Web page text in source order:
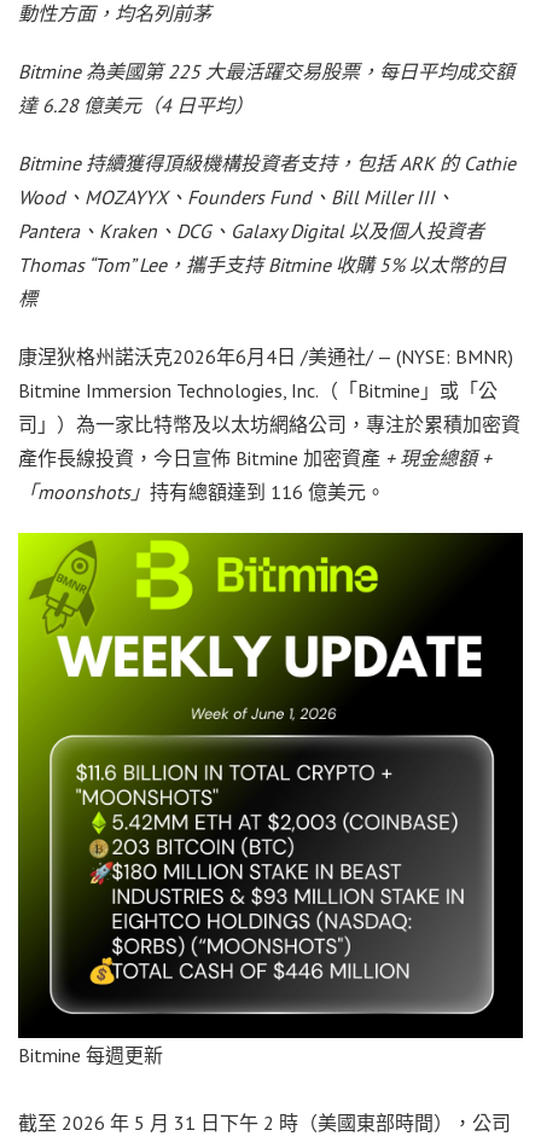
動性方面，均名列前茅
Bitmine 為美國第 225 大最活躍交易股票，每日平均成交額
達 6.28 億美元（4 日平均）
Bitmine 持續獲得頂級機構投資者支持，包括 ARK 的 Cathie
Wood、MOZAYYX、Founders Fund、Bill Miller III、
Pantera、Kraken、DCG、Galaxy Digital 以及個人投資者
Thomas “Tom” Lee，攜手支持 Bitmine 收購 5% 以太幣的目
標
康涅狄格州諾沃克2026年6月4日 /美通社/ — (NYSE: BMNR)
Bitmine Immersion Technologies, Inc.（「Bitmine」或「公
司」）為一家比特幣及以太坊網絡公司，專注於累積加密資
產作長線投資，今日宣佈 Bitmine 加密資產 + 現金總額 +
「moonshots」 持有總額達到 116 億美元。
Bitmine 每週更新
截至 2026 年 5 月 31 日下午 2 時（美國東部時間），公司